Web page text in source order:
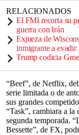
RELACIONADOS
El FMI recorta su
guerra con Irán
Exjueza de
inmigrante a evadir
Trump codicia
“Beef”, de Netflix,
serie limitada o de
sus grandes
“Task”, cambiara a la
segunda temporada.
Bessette”, de FX,